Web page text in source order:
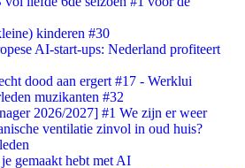
kinderen #30
AI-start-ups: Nederland profiteert
dood aan ergert #17 - Werklui
muzikanten #32
2026/2027] #1 We zijn er weer
ventilatie zinvol in oud huis?
gemaakt hebt met AI